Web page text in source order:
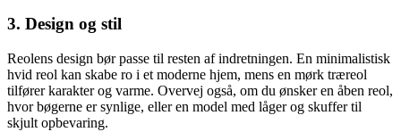
3. Design og stil
Reolens design bør passe til resten af indretningen. En minimalistisk
hvid reol kan skabe ro i et moderne hjem, mens en mørk træreol
tilfører karakter og varme. Overvej også, om du ønsker en åben reol,
hvor bøgerne er synlige, eller en model med låger og skuffer til
skjult opbevaring.